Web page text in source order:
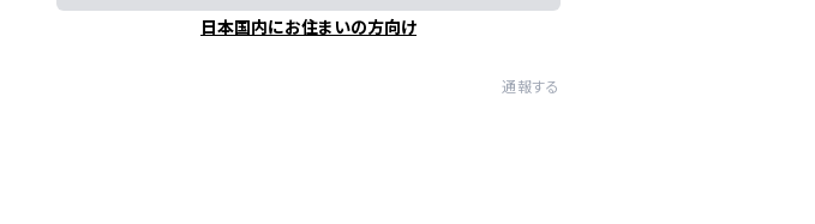
日本国内にお住まいの方向け
通報する